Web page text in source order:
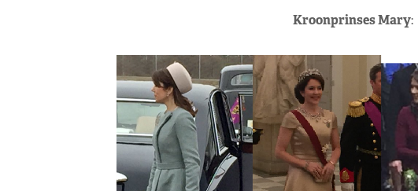
Kroonprinses Mary: